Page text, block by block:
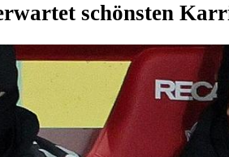
schönsten